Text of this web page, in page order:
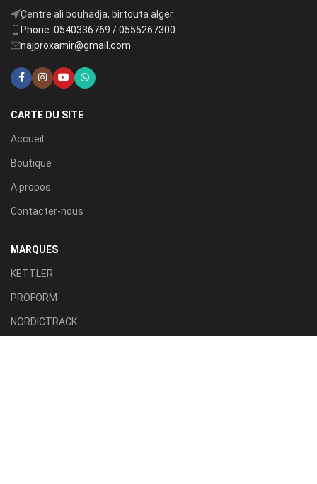
ِCentre ali bouhadja, birtouta alger
Phone: 0540336769 / 0555267300
najproxamir@gmail.com
CARTE DU SITE
Accueil
Boutique
A propos
Contacter-nous
MARQUES
KETTLER
PROFORM
NORDICTRACK